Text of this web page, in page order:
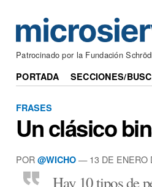
Patrocinado por la Fundación
PORTADA SECCIONES/
FRASES
Un clásico
POR @WICHO — 13 DE ENERO
Hay 10 tipos de